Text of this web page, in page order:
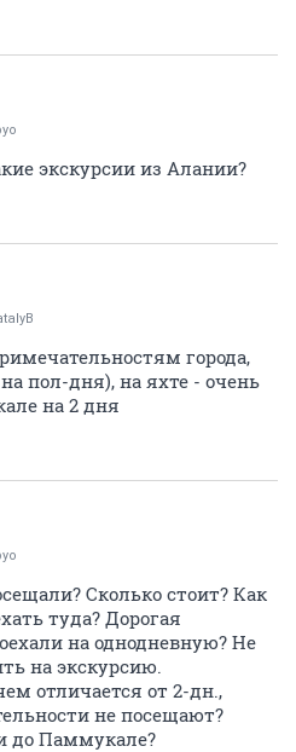
экскурсии из Алании?
города,
пол-дня), на яхте - очень
на 2 дня
Сколько стоит? Как
туда? Дорогая
на однодневную? Не
на экскурсию.
отличается от 2-дн.,
не посещают?
до Паммукале?